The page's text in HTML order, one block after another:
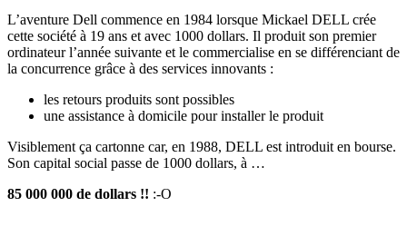
sponso
L’aventure Dell commence en 1984 lorsque Mickael DELL crée
cette société à 19 ans et avec 1000 dollars. Il produit son premier
ordinateur l’année suivante et le commercialise en se différenciant de
la concurrence grâce à des services innovants :
les retours produits sont possibles
une assistance à domicile pour installer le produit
Visiblement ça cartonne car, en 1988, DELL est introduit en bourse.
Son capital social passe de 1000 dollars, à …
85 000 000 de dollars !! :-O